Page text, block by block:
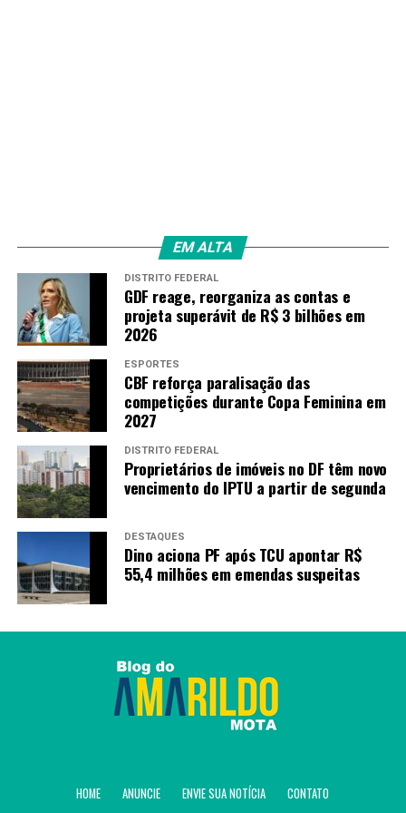
EM ALTA
DISTRITO FEDERAL
GDF reage, reorganiza as contas e
projeta superávit de R$ 3 bilhões em
2026
ESPORTES
CBF reforça paralisação das
competições durante Copa Feminina em
2027
DISTRITO FEDERAL
Proprietários de imóveis no DF têm novo
vencimento do IPTU a partir de segunda
DESTAQUES
Dino aciona PF após TCU apontar R$
55,4 milhões em emendas suspeitas
HOME ANUNCIE ENVIE SUA NOTÍCIA CONTATO